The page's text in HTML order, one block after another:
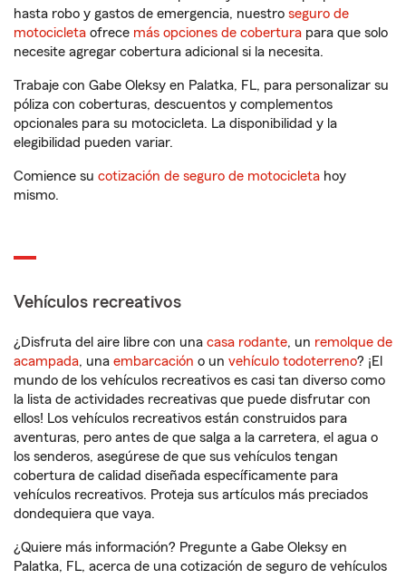
hasta robo y gastos de emergencia, nuestro seguro de
motocicleta ofrece más opciones de cobertura para que solo
necesite agregar cobertura adicional si la necesita.
Trabaje con Gabe Oleksy en Palatka, FL, para personalizar su
póliza con coberturas, descuentos y complementos
opcionales para su motocicleta. La disponibilidad y la
elegibilidad pueden variar.
Comience su cotización de seguro de motocicleta hoy
mismo.
Vehículos recreativos
¿Disfruta del aire libre con una casa rodante, un remolque de
acampada, una embarcación o un vehículo todoterreno? ¡El
mundo de los vehículos recreativos es casi tan diverso como
la lista de actividades recreativas que puede disfrutar con
ellos! Los vehículos recreativos están construidos para
aventuras, pero antes de que salga a la carretera, el agua o
los senderos, asegúrese de que sus vehículos tengan
cobertura de calidad diseñada específicamente para
vehículos recreativos. Proteja sus artículos más preciados
dondequiera que vaya.
¿Quiere más información? Pregunte a Gabe Oleksy en
Palatka, FL, acerca de una cotización de seguro de vehículos